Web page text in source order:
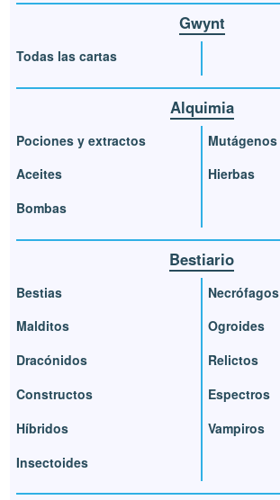
Gwynt
Todas las cartas
Alquimia
Pociones y extractos
Aceites
Bombas
Mutágenos
Hierbas
Bestiario
Bestias
Malditos
Dracónidos
Constructos
Híbridos
Insectoides
Necrófagos
Ogroides
Relictos
Espectros
Vampiros